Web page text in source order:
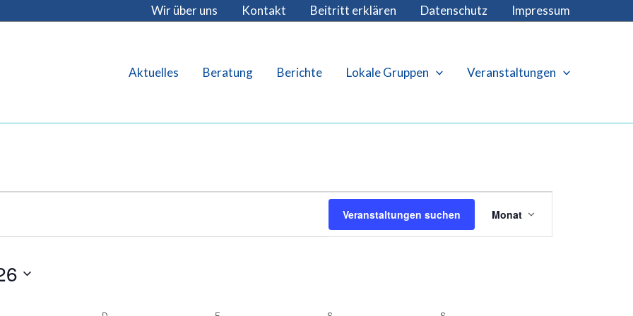
Wir über uns Kontakt Beitritt erklären Datenschutz Impressum
Aktuelles Beratung Berichte Lokale Gruppen Veranstaltungen
Veranstaltungen suchen
Ansichten-
Navigation
Monat